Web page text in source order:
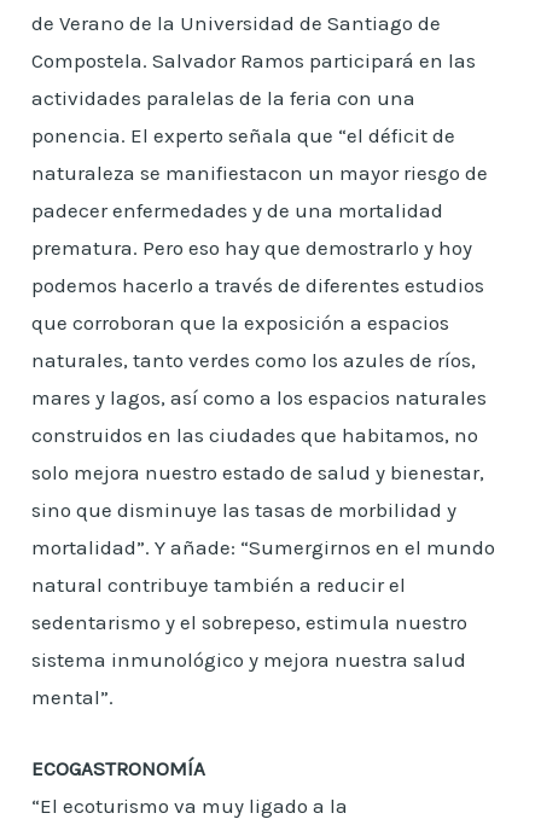
de Verano de la Universidad de Santiago de
Compostela. Salvador Ramos participará en las
actividades paralelas de la feria con una
ponencia. El experto señala que “el déficit de
naturaleza se manifiestacon un mayor riesgo de
padecer enfermedades y de una mortalidad
prematura. Pero eso hay que demostrarlo y hoy
podemos hacerlo a través de diferentes estudios
que corroboran que la exposición a espacios
naturales, tanto verdes como los azules de ríos,
mares y lagos, así como a los espacios naturales
construidos en las ciudades que habitamos, no
solo mejora nuestro estado de salud y bienestar,
sino que disminuye las tasas de morbilidad y
mortalidad”. Y añade: “Sumergirnos en el mundo
natural contribuye también a reducir el
sedentarismo y el sobrepeso, estimula nuestro
sistema inmunológico y mejora nuestra salud
mental”.
ECOGASTRONOMÍA
“El ecoturismo va muy ligado a la